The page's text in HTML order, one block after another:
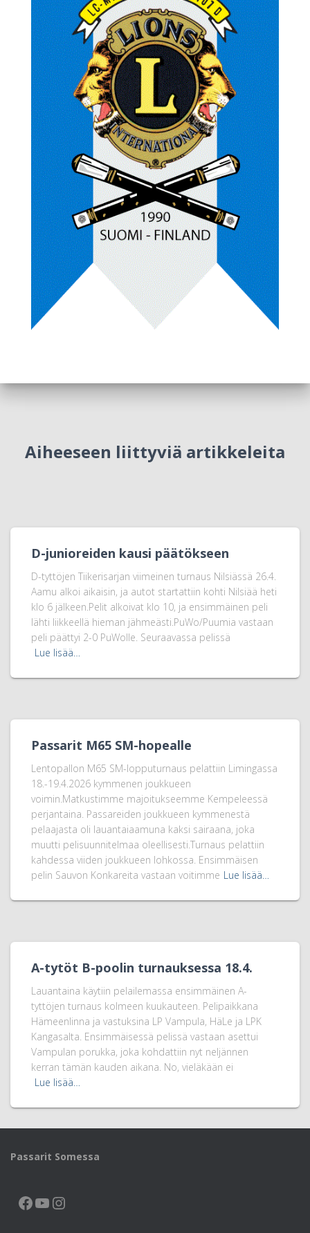
Aiheeseen liittyviä artikkeleita
D-junioreiden kausi päätökseen
D-tyttöjen Tiikerisarjan viimeinen turnaus Nilsiässä 26.4.
Aamu alkoi aikaisin, ja autot startattiin kohti Nilsiää heti
klo 6 jälkeen.Pelit alkoivat klo 10, ja ensimmäinen peli
lähti liikkeellä hieman jähmeästi.PuWo/Puumia vastaan
peli päättyi 2-0 PuWolle. Seuraavassa pelissä
Lue lisää…
Passarit M65 SM-hopealle
Lentopallon M65 SM-lopputurnaus pelattiin Limingassa
18.-19.4.2026 kymmenen joukkueen
voimin.Matkustimme majoitukseemme Kempeleessä
perjantaina. Passareiden joukkueen kymmenestä
pelaajasta oli lauantaiaamuna kaksi sairaana, joka
muutti pelisuunnitelmaa oleellisesti.Turnaus pelattiin
kahdessa viiden joukkueen lohkossa. Ensimmäisen
pelin Sauvon Konkareita vastaan voitimme Lue lisää…
A-tytöt B-poolin turnauksessa 18.4.
Lauantaina käytiin pelailemassa ensimmäinen A-
tyttöjen turnaus kolmeen kuukauteen. Pelipaikkana
Hämeenlinna ja vastuksina LP Vampula, HäLe ja LPK
Kangasalta. Ensimmäisessä pelissä vastaan asettui
Vampulan porukka, joka kohdattiin nyt neljännen
kerran tämän kauden aikana. No, vieläkään ei
Lue lisää…
Passarit Somessa
FACEBOOK YOUTUBE